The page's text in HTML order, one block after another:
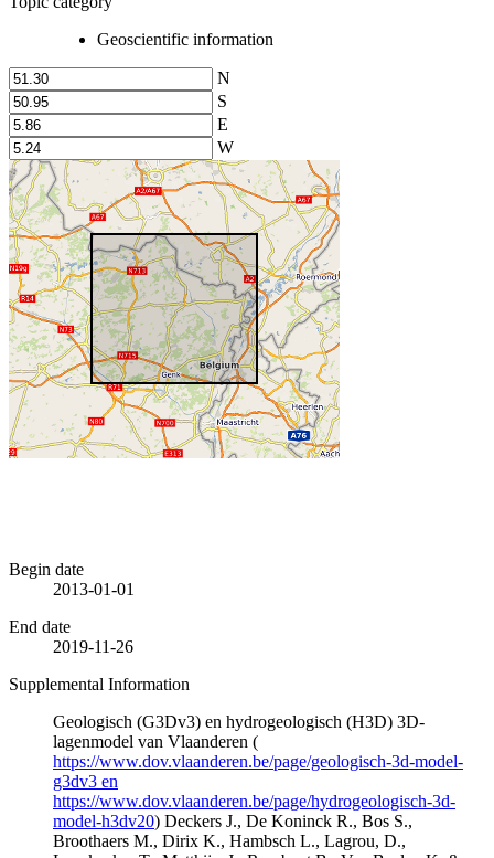
Geoscientific information
N
S
E
W
Begin date
2013-01-01
End date
2019-11-26
Supplemental Information
Geologisch (G3Dv3) en hydrogeologisch (H3D) 3D-
lagenmodel van Vlaanderen (
https://www.dov.vlaanderen.be/page/geologisch-3d-model-
g3dv3 en
https://www.dov.vlaanderen.be/page/hydrogeologisch-3d-
model-h3dv20) Deckers J., De Koninck R., Bos S.,
Broothaers M., Dirix K., Hambsch L., Lagrou, D.,